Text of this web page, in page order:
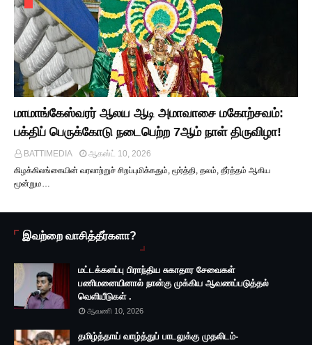
மாமாங்கேஸ்வரர் ஆலய ஆடி அமாவாசை மகோற்சவம்:
பக்திப் பெருக்கோடு நடைபெற்ற 7ஆம் நாள் திருவிழா!
BATTIMEDIA
ஆகஸ்ட் 10, 2026
கிழக்கிலங்கையின் வரலாற்றுச் சிறப்புமிக்கதும், மூர்த்தி, தலம், தீர்த்தம் ஆகிய
மூன்றும…
இவற்றை வாசித்தீர்களா?
மட்டக்களப்பு பிராந்திய சுகாதார சேவைகள்
பணிமனையினால் நான்கு முக்கிய ஆவணப்படுத்தல்
வெளியீடுகள் .
ஆவணி 10, 2026
தமிழ்த்தாய் வாழ்த்துப் பாடலுக்கு முதலிடம்-